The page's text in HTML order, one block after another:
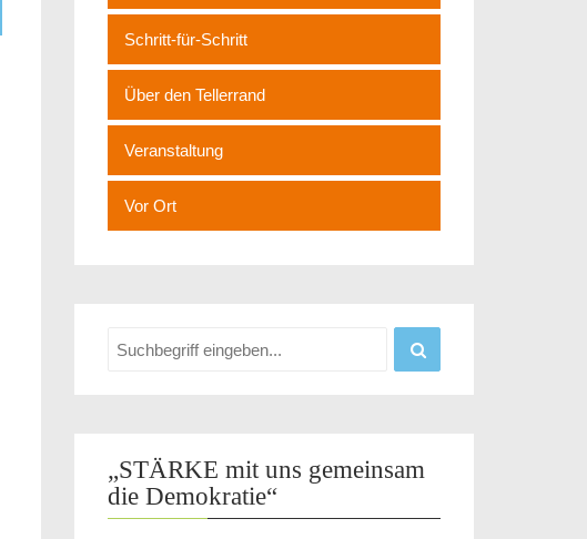
Schritt-für-Schritt
Über den Tellerrand
Veranstaltung
Vor Ort
„STÄRKE mit uns gemeinsam
die Demokratie“